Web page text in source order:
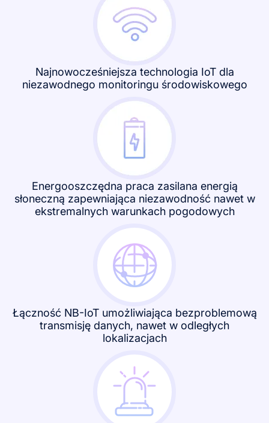
Najnowocześniejsza technologia IoT dla
niezawodnego monitoringu środowiskowego
Energooszczędna praca zasilana energią
słoneczną zapewniająca niezawodność nawet w
ekstremalnych warunkach pogodowych
Łączność NB-IoT umożliwiająca bezproblemową
transmisję danych, nawet w odległych
lokalizacjach